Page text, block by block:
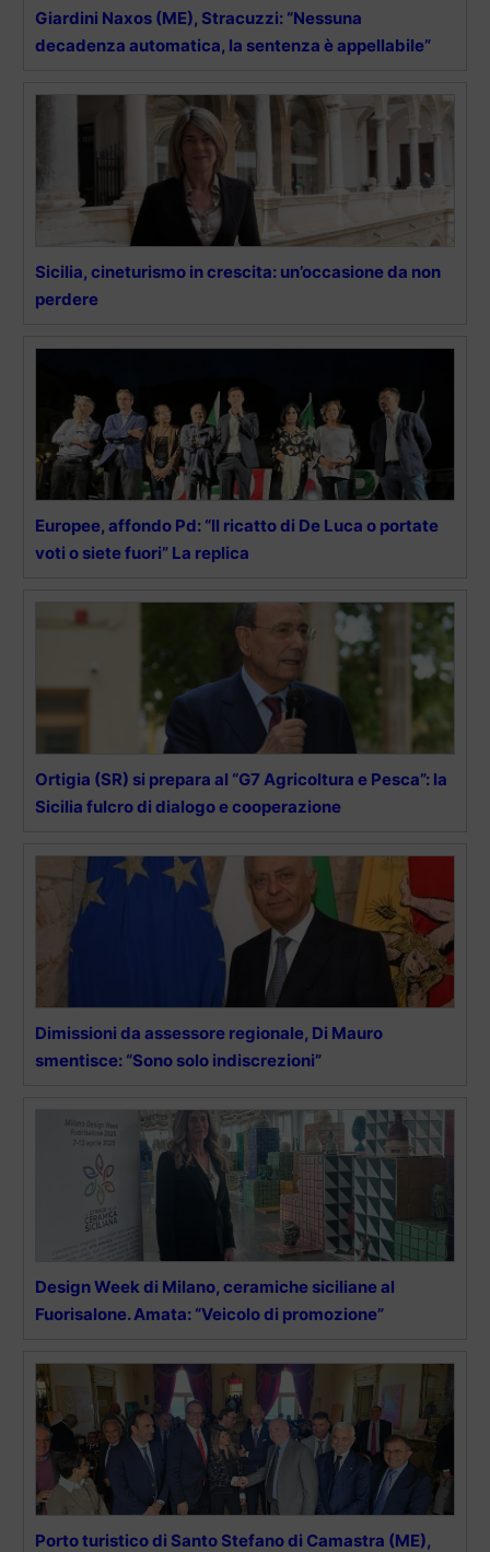
Giardini Naxos (ME), Stracuzzi: “Nessuna
decadenza automatica, la sentenza è appellabile”
Sicilia, cineturismo in crescita: un’occasione da non
perdere
Europee, affondo Pd: “Il ricatto di De Luca o portate
voti o siete fuori” La replica
Ortigia (SR) si prepara al “G7 Agricoltura e Pesca”: la
Sicilia fulcro di dialogo e cooperazione
Dimissioni da assessore regionale, Di Mauro
smentisce: “Sono solo indiscrezioni”
Design Week di Milano, ceramiche siciliane al
Fuorisalone. Amata: “Veicolo di promozione”
Porto turistico di Santo Stefano di Camastra (ME),